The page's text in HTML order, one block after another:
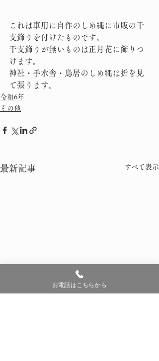
これは車用に自作のしめ縄に市販の干
支飾りを付けたものです。
干支飾りが無いものは正月花に飾りつ
けます。
神社・手水舎・鳥居のしめ縄は折を見
て張ります。
令和6年
その他
最新記事 すべて表示
お電話はこちらから